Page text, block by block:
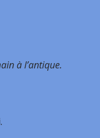
à l’antique.